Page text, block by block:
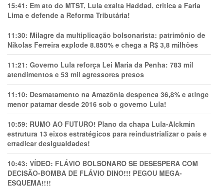
15:41: Em ato do MTST, Lula exalta Haddad, critica a Faria
Lima e defende a Reforma Tributária!
11:30: Milagre da multiplicação bolsonarista: patrimônio de
Nikolas Ferreira explode 8.850% e chega a R$ 3,8 milhões
11:21: Governo Lula reforça Lei Maria da Penha: 783 mil
atendimentos e 53 mil agressores presos
11:10: Desmatamento na Amazônia despenca 36,8% e atinge
menor patamar desde 2016 sob o governo Lula!
10:59: RUMO AO FUTURO! Plano da chapa Lula-Alckmin
estrutura 13 eixos estratégicos para reindustrializar o país e
erradicar desigualdades!
10:43: VÍDEO: FLÁVIO BOLSONARO SE DESESPERA COM
DECISÃO-BOMBA DE FLÁVIO DINO!!! PEGOU MEGA-
ESQUEMA!!!!